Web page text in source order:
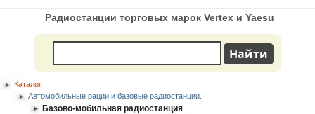
Радиостанции торговых марок Vertex и Yaesu
Каталог
Автомобильные рации и базовые радиостанции.
Базово-мобильная радиостанция